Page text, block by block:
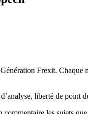
Frexit. Chaque
liberté de point